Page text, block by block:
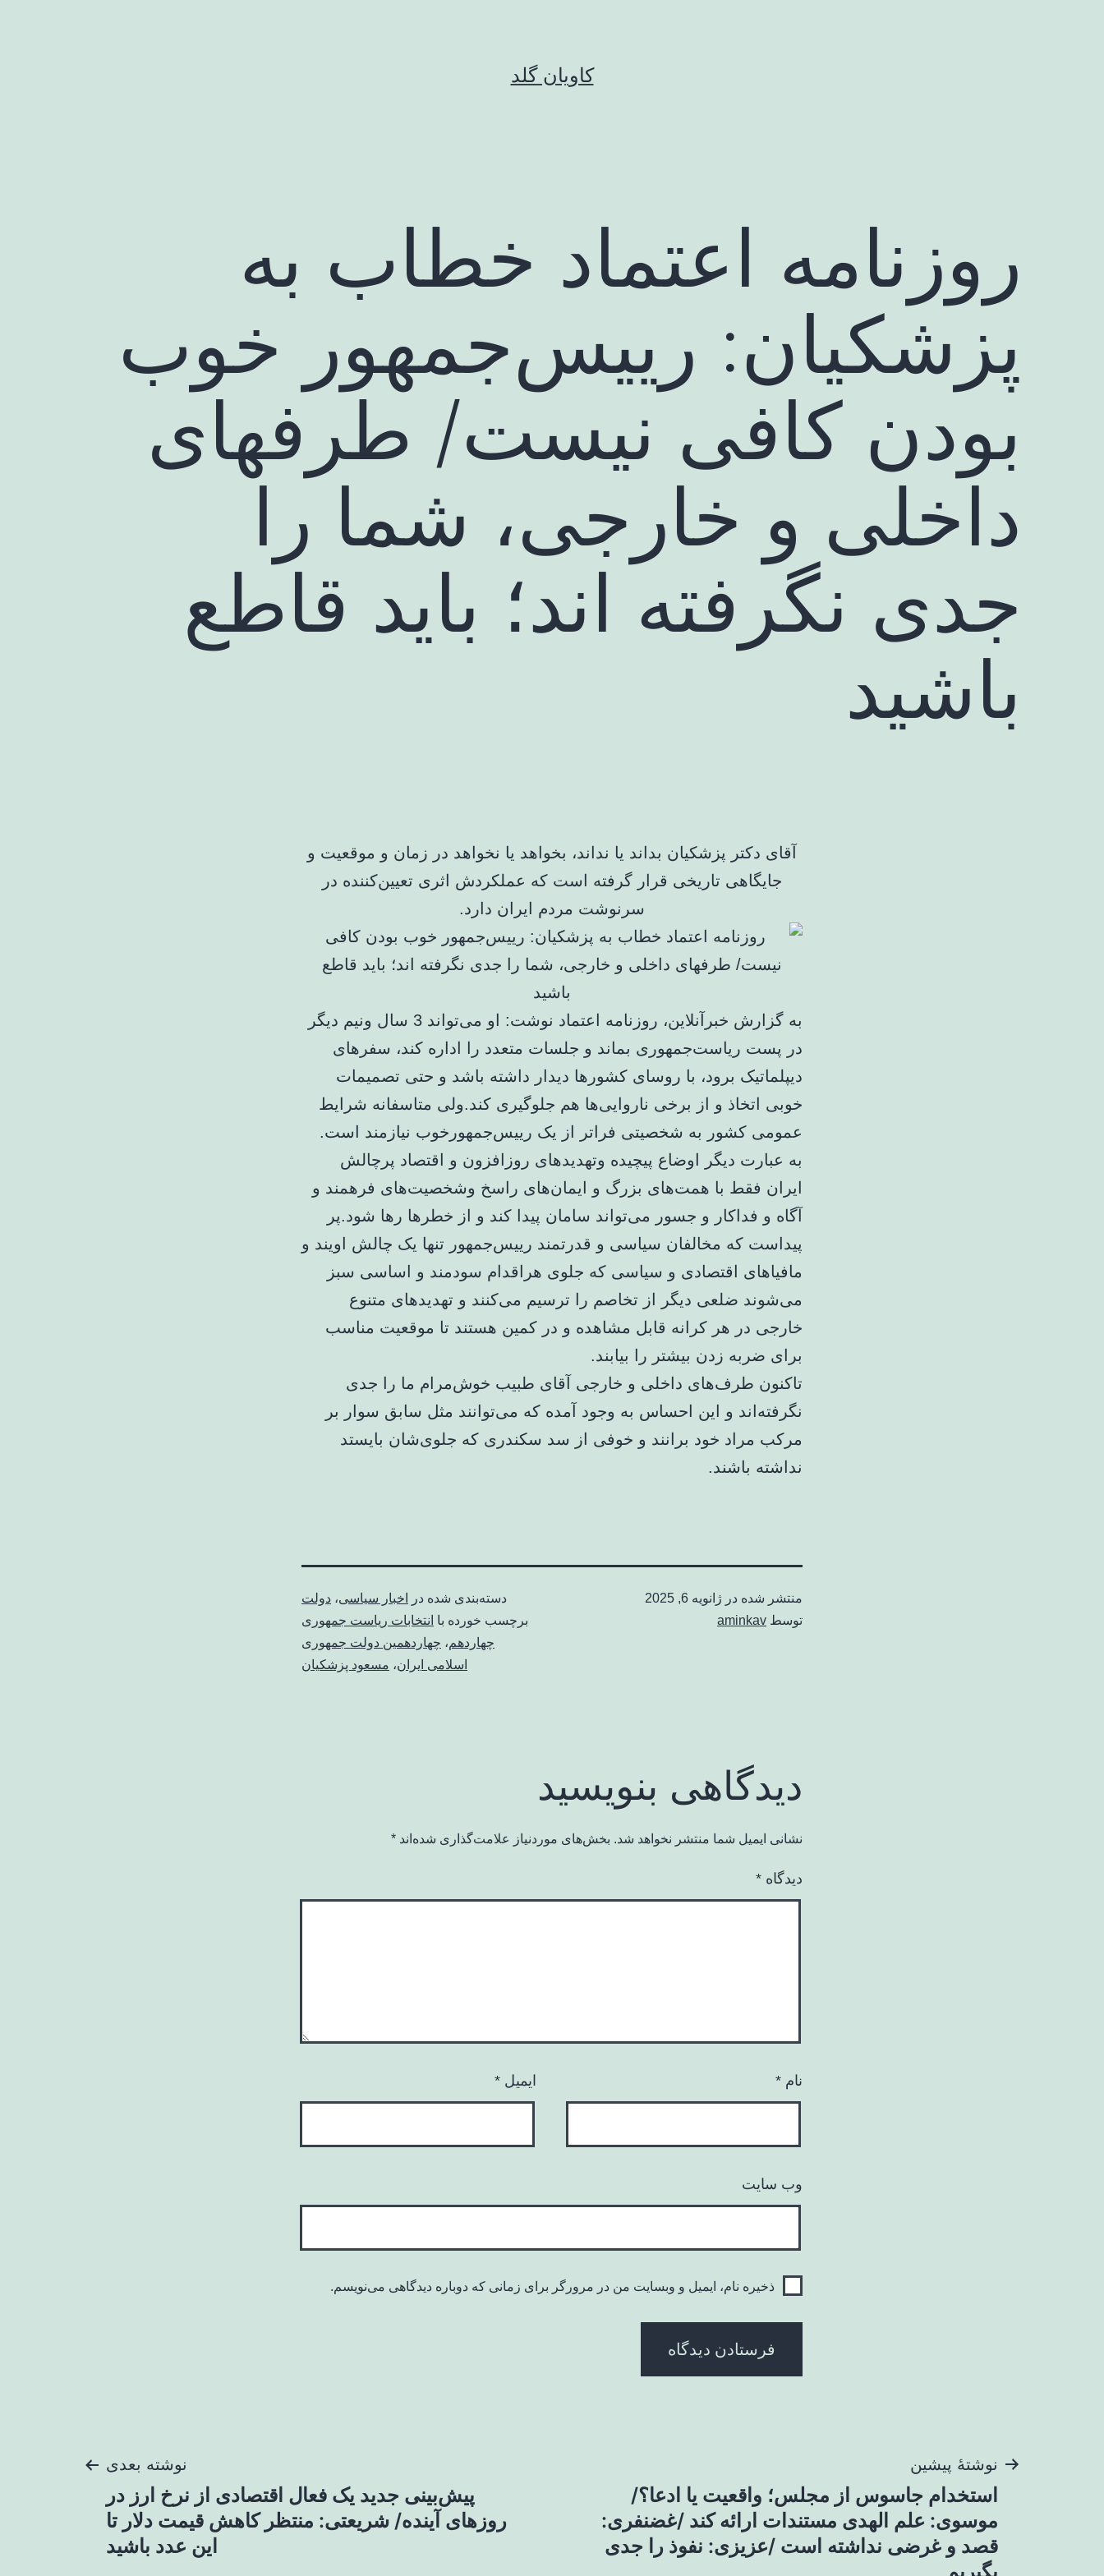
کاویان گلد
روزنامه اعتماد خطاب به
پزشکیان: رییس‌جمهور خوب
بودن کافی نیست/ طرفهای
داخلی و خارجی، شما را
جدی نگرفته اند؛ باید قاطع
باشید
آقای دکتر پزشکیان بداند یا نداند، بخواهد یا نخواهد در زمان و موقعیت و
جایگاهی تاریخی قرار گرفته است که عملکردش اثری تعیین‌کننده در
سرنوشت مردم ایران دارد.
به گزارش خبرآنلاین، روزنامه اعتماد نوشت: او می‌تواند 3 سال ونیم دیگر
در پست ریاست‌جمهوری بماند و جلسات متعدد را اداره کند، سفرهای
دیپلماتیک برود، با روسای کشورها دیدار داشته باشد و حتی تصمیمات
خوبی اتخاذ و از برخی ناروایی‌ها هم جلوگیری کند.ولی متاسفانه شرایط
عمومی کشور به شخصیتی فراتر از یک رییس‌جمهورخوب نیازمند است.
به عبارت دیگر اوضاع پیچیده وتهدیدهای روزافزون و اقتصاد پرچالش
ایران فقط با همت‌های بزرگ و ایمان‌های راسخ وشخصیت‌های فرهمند و
آگاه و فداکار و جسور می‌تواند سامان پیدا کند و از خطرها رها شود.پر
پیداست که مخالفان سیاسی و قدرتمند رییس‌جمهور تنها یک چالش اویند و
مافیاهای اقتصادی و سیاسی که جلوی هراقدام سودمند و اساسی سبز
می‌شوند ضلعی دیگر از تخاصم را ترسیم می‌کنند و تهدیدهای متنوع
خارجی در هر کرانه قابل مشاهده و در کمین هستند تا موقعیت مناسب
برای ضربه زدن بیشتر را بیابند.
تاکنون طرف‌های داخلی و خارجی آقای طبیب خوش‌مرام ما را جدی
نگرفته‌اند و این احساس به وجود آمده که می‌توانند مثل سابق سوار بر
مرکب مراد خود برانند و خوفی از سد سکندری که جلوی‌شان بایستد
نداشته باشند.
منتشر شده در ژانویه 6, 2025
توسط aminkav
دسته‌بندی شده در اخبار سیاسی، دولت
برچسب خورده با انتخابات ریاست جمهوری
چهاردهم، چهاردهمین دولت جمهوری
اسلامی ایران، مسعود پزشکیان
دیدگاهی بنویسید
نشانی ایمیل شما منتشر نخواهد شد. بخش‌های موردنیاز علامت‌گذاری شده‌اند *
دیدگاه *
نام * ایمیل *
وب‌ سایت
ذخیره نام، ایمیل و وبسایت من در مرورگر برای زمانی که دوباره دیدگاهی می‌نویسم.
راهبری
نوشته
نوشتهٔ پیشین
استخدام جاسوس از مجلس؛ واقعیت یا ادعا؟/
موسوی: علم الهدی مستندات ارائه کند /غضنفری:
قصد و غرضی نداشته است /عزیزی: نفوذ را جدی
نوشته بعدی
پیش‌بینی جدید یک فعال اقتصادی از نرخ ارز در
روزهای آینده/ شریعتی: منتظر کاهش قیمت دلار تا
این عدد باشید